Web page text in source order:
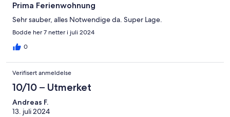
Prima Ferienwohnung
Sehr sauber, alles Notwendige da. Super Lage.
Bodde her 7 netter i juli 2024
0
Verifisert anmeldelse
10/10 – Utmerket
Andreas F.
13. juli 2024